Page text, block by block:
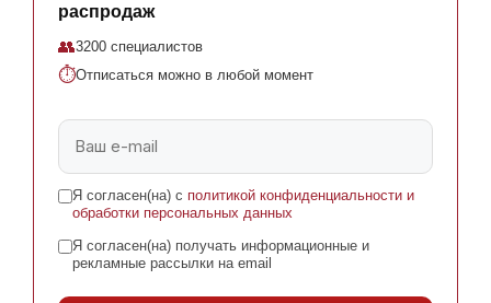
распродаж
👥3200 специалистов
⏱Отписаться можно в любой момент
Я согласен(на) с политикой конфиденциальности и
обработки персональных данных
Я согласен(на) получать информационные и
рекламные рассылки на email